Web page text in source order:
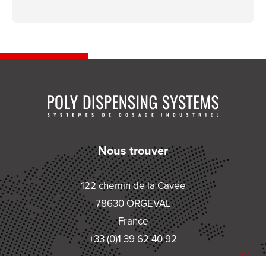
Nous trouver
122 chemin de la Cavée
78630 ORGEVAL
France
+33 (0)1 39 62 40 92